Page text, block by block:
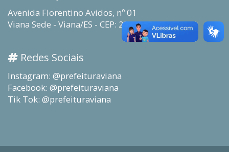
Avenida Florentino Avidos, nº 01
Viana Sede - Viana/ES - CEP: 29130-915
Redes Sociais
Instagram: @prefeituraviana
Facebook: @prefeituraviana
Tik Tok: @prefeituraviana